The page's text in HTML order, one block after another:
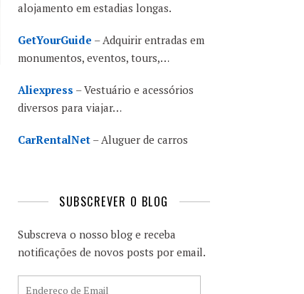
alojamento em estadias longas.
GetYourGuide – Adquirir entradas em
monumentos, eventos, tours,…
Aliexpress – Vestuário e acessórios
diversos para viajar…
CarRentalNet – Aluguer de carros
SUBSCREVER O BLOG
Subscreva o nosso blog e receba
notificações de novos posts por email.
Endereço de Email